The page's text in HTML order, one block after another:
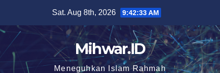
content
Sat. Aug 8th, 2026 9:42:34 AM
Mihwar.ID
Meneguhkan Islam Rahmah